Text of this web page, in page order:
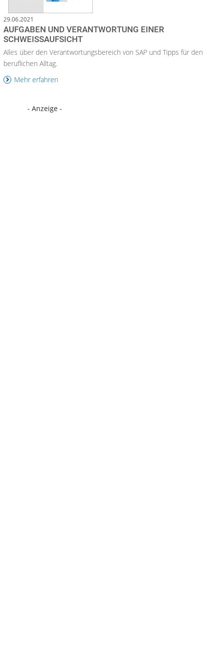
29.06.2021
AUFGABEN UND VERANTWORTUNG EINER
SCHWEISSAUFSICHT
Alles über den Verantwortungsbereich von SAP und Tipps für den
beruflichen Alltag.
Mehr erfahren
- Anzeige -